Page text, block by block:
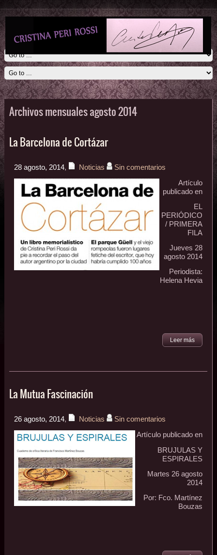
Archivos mensuales agosto 2014
La Barcelona de Cortázar
28 agosto, 2014, Noticias
Sin comentarios
Artículo
publicado en
EL
PERIÓDICO
/ PRIMERA
FILA
Jueves 28
agosto 2014
Periodista:
Helena Hevia
Leer más
La Mutua Fascinación
26 agosto, 2014, Noticias
Sin comentarios
Artículo publicado en
BRUJULAS Y
ESPIRALES
Martes 26 agosto
2014
Por: Fco. Martínez
Bouzas